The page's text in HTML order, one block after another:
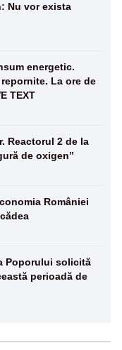
Nu vor exista
energetic.
La ore de
TEXT
Reactorul 2 de la
de oxigen”
României
Poporului solicită
perioadă de